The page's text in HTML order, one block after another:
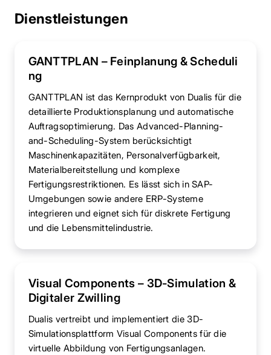
Dienstleistungen
GANTTPLAN – Feinplanung & Scheduli
ng
GANTTPLAN ist das Kernprodukt von Dualis für die
detaillierte Produktionsplanung und automatische
Auftragsoptimierung. Das Advanced-Planning-
and-Scheduling-System berücksichtigt
Maschinenkapazitäten, Personalverfügbarkeit,
Materialbereitstellung und komplexe
Fertigungsrestriktionen. Es lässt sich in SAP-
Umgebungen sowie andere ERP-Systeme
integrieren und eignet sich für diskrete Fertigung
und die Lebensmittelindustrie.
Visual Components – 3D-Simulation &
Digitaler Zwilling
Dualis vertreibt und implementiert die 3D-
Simulationsplattform Visual Components für die
virtuelle Abbildung von Fertigungsanlagen.